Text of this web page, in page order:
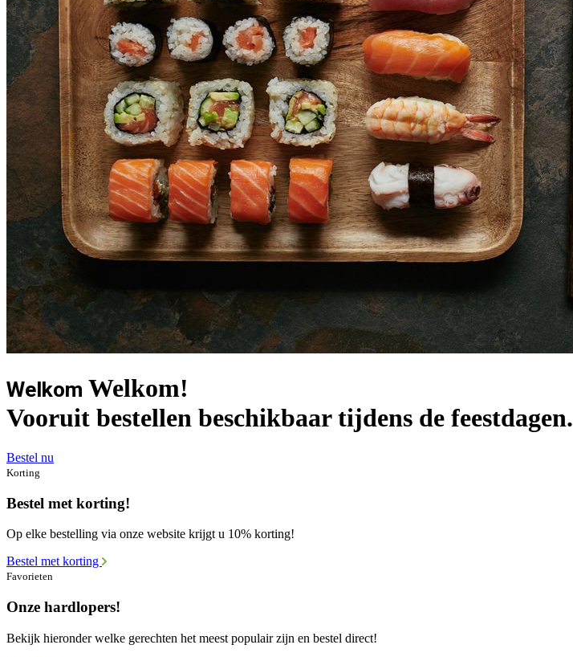
Welkom Welkom!
Vooruit bestellen beschikbaar tijdens de feestdagen.
Bestel nu
Korting
Bestel met korting!
Op elke bestelling via onze website krijgt u 10% korting!
Bestel met korting
Favorieten
Onze hardlopers!
Bekijk hieronder welke gerechten het meest populair zijn en bestel direct!